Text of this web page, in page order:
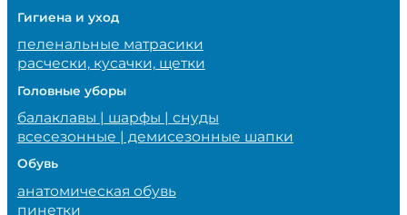
Гигиена и уход
пеленальные матрасики
расчески, кусачки, щетки
Головные уборы
балаклавы | шарфы | снуды
всесезонные | демисезонные шапки
Обувь
анатомическая обувь
пинетки